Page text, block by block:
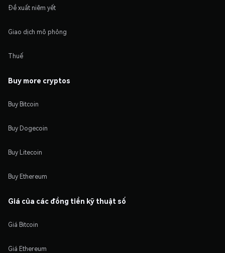
Đề xuất niêm yết
Giao dịch mô phỏng
Thuế
Buy more cryptos
Buy Bitcoin
Buy Dogecoin
Buy Litecoin
Buy Ethereum
Giá của các đồng tiền kỹ thuật số
Giá Bitcoin
Giá Ethereum